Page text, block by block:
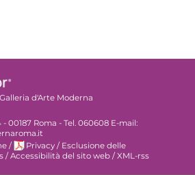
Galleria d'Arte Moderna
00187 Roma - Tel. 060608 E-mail:
/ Privacy / Esclusione delle
/Accessibilità del sito web /XML-rss